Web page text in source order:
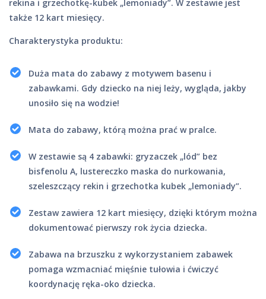
rekina i grzechotkę-kubek „lemoniady”. W zestawie jest
także 12 kart miesięcy.
Charakterystyka produktu:
Duża mata do zabawy z motywem basenu i
zabawkami. Gdy dziecko na niej leży, wygląda, jakby
unosiło się na wodzie!
Mata do zabawy, którą można prać w pralce.
W zestawie są 4 zabawki: gryzaczek „lód” bez
bisfenolu A, lustereczko maska do nurkowania,
szeleszczący rekin i grzechotka kubek „lemoniady”.
Zestaw zawiera 12 kart miesięcy, dzięki którym można
dokumentować pierwszy rok życia dziecka.
Zabawa na brzuszku z wykorzystaniem zabawek
pomaga wzmacniać mięśnie tułowia i ćwiczyć
koordynację ręka-oko dziecka.